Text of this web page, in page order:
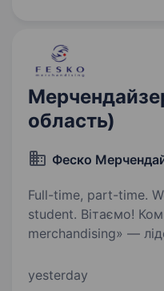
область)
Феско
Full-time, part-time.
student. Вітаємо! Компанія «FESKO
merchandising» —
Ми стабільно
yesterday